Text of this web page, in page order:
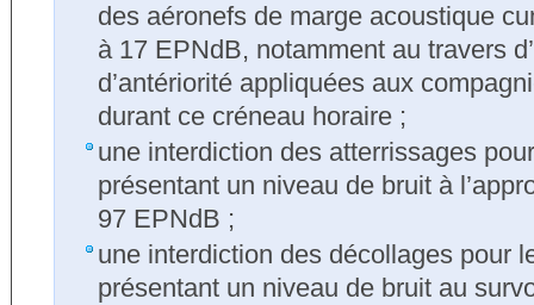
des aéronefs de marge acoustique
à 17 EPNdB, notamment au travers
d’antériorité appliquées aux
durant ce créneau horaire ;
une interdiction des atterrissages
présentant un niveau de bruit à
97 EPNdB ;
une interdiction des décollages pour
présentant un niveau de bruit au